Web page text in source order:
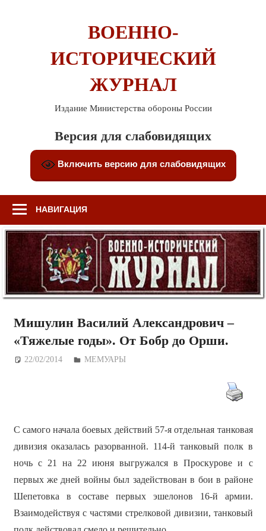
ВОЕННО-
ИСТОРИЧЕСКИЙ
ЖУРНАЛ
Издание Министерства обороны России
Версия для слабовидящих
Включить версию для слабовидящих
НАВИГАЦИЯ
Мишулин Василий Александрович –
«Тяжелые годы». От Бобр до Орши.
22/02/2014 Дежурный по Редакции
МЕМУАРЫ
С самого начала боевых действий 57-я отдельная танковая
дивизия оказалась разорванной. 114-й танковый полк в
ночь с 21 на 22 июня выгружался в Проскурове и с
первых же дней войны был задействован в бои в районе
Шепетовка в составе первых эшелонов 16-й армии.
Взаимодействуя с частями стрелковой дивизии, танковый